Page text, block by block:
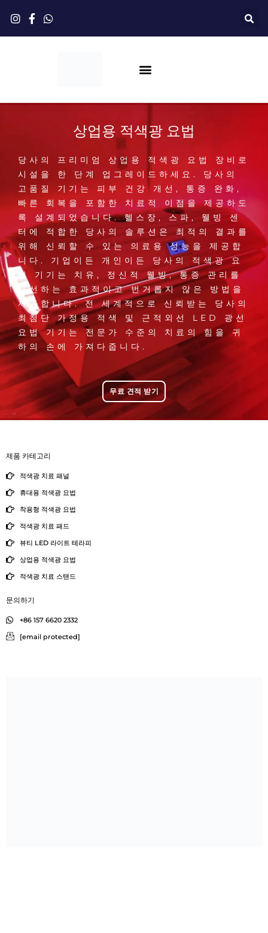
츠
상업용 적색광 요법
당사의 프리미엄 상업용 적색광 요법 장비로
시설을 한 단계 업그레이드하세요. 당사의
고품질 기기는 피부 건강 개선, 통증 완화,
빠른 회복을 포함한 치료적 이점을 제공하도
록 설계되었습니다. 헬스장, 스파, 웰빙 센
터에 적합한 당사의 솔루션은 최적의 결과를
위해 신뢰할 수 있는 의료용 성능을 제공합
니다. 기업이든 개인이든 당사의 적색광 요
법 기기는 치유, 정신적 웰빙, 통증 관리를
개선하는 효과적이고 번거롭지 않은 방법을
제공합니다. 전 세계적으로 신뢰받는 당사의
최첨단 가정용 적색 및 근적외선 LED 광선
요법 기기는 전문가 수준의 치료의 힘을 귀
하의 손에 가져다줍니다.
무료 견적 받기
제품 카테고리
적색광 치료 패널
휴대용 적색광 요법
착용형 적색광 요법
적색광 치료 패드
뷰티 LED 라이트 테라피
상업용 적색광 요법
적색광 치료 스탠드
문의하기
+86 157 6620 2332
[email protected]